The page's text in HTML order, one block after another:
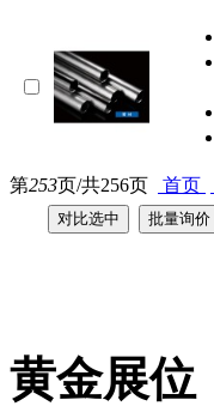
第253页/共256页 首页
黄金展位